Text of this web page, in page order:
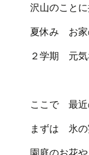
沢山のこと
夏休み お家
２学期 元気
ここで 最近
まずは 氷の
園庭のお花